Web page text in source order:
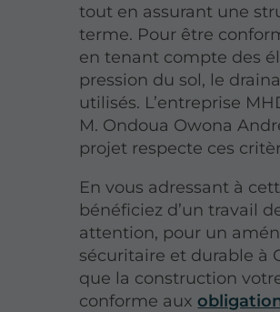
tout en assurant une
terme. Pour être
en tenant compte des
pression du sol, le
utilisés. L’entreprise
M. Ondoua Owona
projet respecte ces
En vous adressant à
bénéficiez d’un travail
attention, pour un
sécuritaire et durable à
que la construction
conforme aux